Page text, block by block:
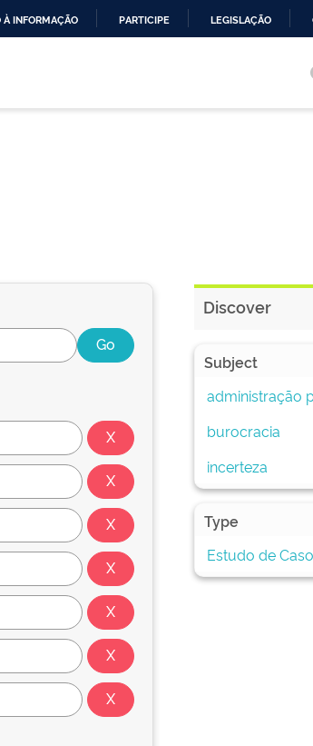
À INFORMAÇÃO PARTICIPE LEGISLAÇÃO
Discover
Subject
administração
burocracia
incerteza
Type
Estudo de Caso